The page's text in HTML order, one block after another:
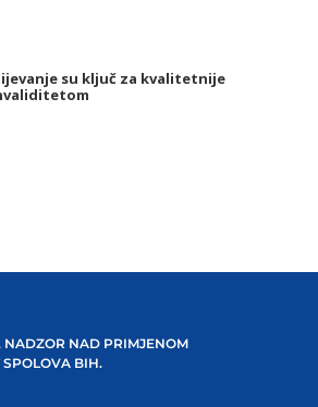
su ključ za kvalitetnije
NADZOR NAD PRIMJENOM
BIH.